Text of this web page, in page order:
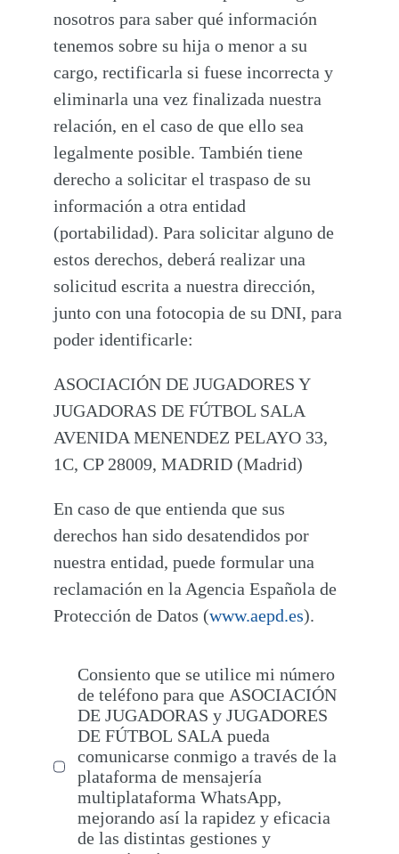
nosotros para saber qué información
tenemos sobre su hija o menor a su
cargo, rectificarla si fuese incorrecta y
eliminarla una vez finalizada nuestra
relación, en el caso de que ello sea
legalmente posible. También tiene
derecho a solicitar el traspaso de su
información a otra entidad
(portabilidad). Para solicitar alguno de
estos derechos, deberá realizar una
solicitud escrita a nuestra dirección,
junto con una fotocopia de su DNI, para
poder identificarle:
ASOCIACIÓN DE JUGADORES Y
JUGADORAS DE FÚTBOL SALA
AVENIDA MENENDEZ PELAYO 33,
1C, CP 28009, MADRID (Madrid)
En caso de que entienda que sus
derechos han sido desatendidos por
nuestra entidad, puede formular una
reclamación en la Agencia Española de
Protección de Datos (www.aepd.es).
Consiento que se utilice mi número
de teléfono para que ASOCIACIÓN
DE JUGADORAS y JUGADORES
DE FÚTBOL SALA pueda
comunicarse conmigo a través de la
plataforma de mensajería
multiplataforma WhatsApp,
mejorando así la rapidez y eficacia
de las distintas gestiones y